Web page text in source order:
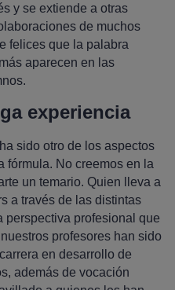
y se extiende a otras
de muchos
felices que la palabra
aparecen en las
experiencia
sido otro de los aspectos
fórmula. No creemos en la
un temario. Quien lleva a
a través de las distintas
perspectiva profesional que
profesores han sido
en desarrollo de
además de vocación